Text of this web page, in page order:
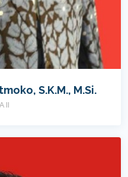
S.K.M., M.Si.
II